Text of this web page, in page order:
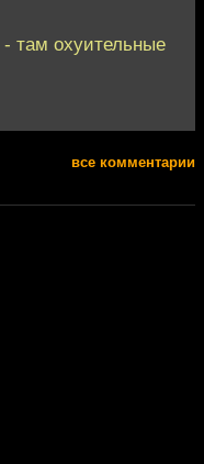
- там охуительные
все комментарии